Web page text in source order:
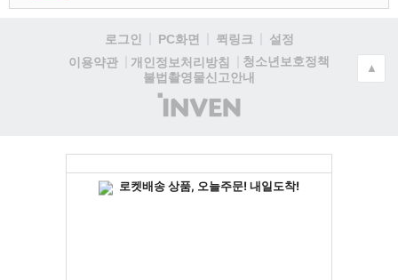
로그인 PC화면 퀵링크
설정
이용약관
개인정보처리방침
청소년보호정책
불법촬영물신고안내
(주)
인
▲